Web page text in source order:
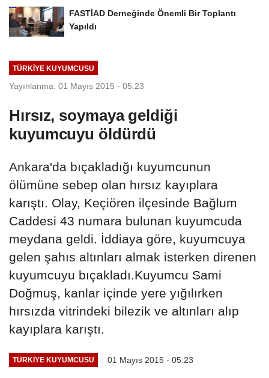
FASTİAD Derneğinde Önemli Bir Toplantı
Yapıldı
TÜRKIYE KUYUMCUSU
Yayınlanma: 01 Mayıs 2015 - 05:23
Hırsız, soymaya geldiği
kuyumcuyu öldürdü
Ankara'da bıçakladığı kuyumcunun
ölümüne sebep olan hırsız kayıplara
karıştı. Olay, Keçiören ilçesinde Bağlum
Caddesi 43 numara bulunan kuyumcuda
meydana geldi. İddiaya göre, kuyumcuya
gelen şahıs altınları almak isterken direnen
kuyumcuyu bıçakladı.Kuyumcu Sami
Doğmuş, kanlar içinde yere yığılırken
hırsızda vitrindeki bilezik ve altınları alıp
kayıplara karıştı.
TÜRKIYE KUYUMCUSU 01 Mayıs 2015 - 05:23